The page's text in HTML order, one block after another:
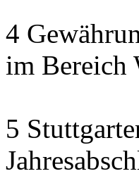
4
im Bereich
5